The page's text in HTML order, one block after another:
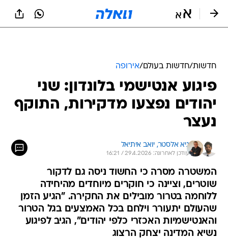
חדשות/חדשות בעולם/אירופה
פיגוע אנטישמי בלונדון: שני
יהודים נפצעו מדקירות, התוקף
נעצר
גיא אלסטר, יואב איתיאל
עודכן לאחרונה: 29.4.2026 / 16:21
המשטרה מסרה כי החשוד ניסה גם לדקור
שוטרים, וציינה כי חוקרים מיוחדים מהיחידה
ללוחמה בטרור מובילים את החקירה. "הגיע הזמן
שהעולם יתעורר וילחם בכל האמצעים בגל הטרור
והאנטישמיות האכזרי כלפי יהודים", הגיב לפיגוע
נשיא המדינה יצחק הרצוג